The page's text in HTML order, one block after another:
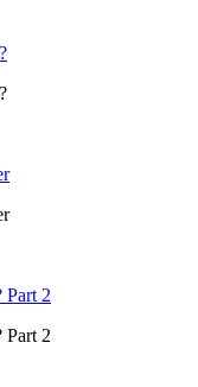
Part 2
Part 2